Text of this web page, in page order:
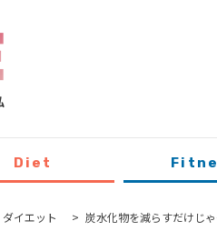
Diet
ダイエット 炭水化物を減らすだけじ